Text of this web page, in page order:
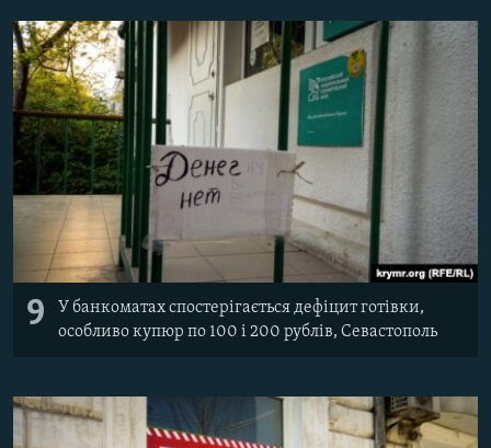
9
У банкоматах спостерігається дефіцит готівки,
особливо купюр по 100 і 200 рублів, Севастополь